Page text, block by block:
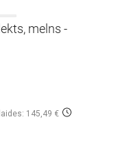
melns -
145,49 €